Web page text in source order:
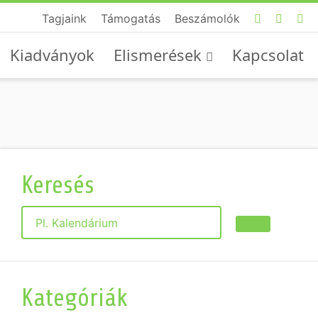
Tagjaink Támogatás Beszámolók
Kiadványok Elismerések Kapcsolat
Keresés
Keresés
Kategóriák